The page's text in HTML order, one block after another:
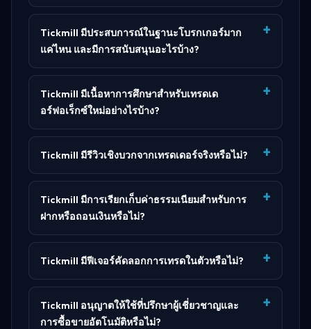
Tickmill มีประสบการณ์ในฐานะโบรกเกอร์มาก
แค่ไหน และมีการสนับสนุนอะไรบ้าง?
Tickmill มีเนื้อหาการศึกษาสำหรับเทรดเด
อร์ฟอเร็กซ์ใหม่อย่างไรบ้าง?
Tickmill มีรีวิวเชิงบวกจากเทรดเดอร์จริงหรือไม่?
Tickmill มีการเรียกเก็บค่าธรรมเนียมสำหรับการ
ฝากหรือถอนเงินหรือไม่?
Tickmill มีฟีเจอร์คัดลอกการเทรดในตัวหรือไม่?
Tickmill อนุญาตให้ใช้ที่ปรึกษาผู้เชี่ยวชาญและ
การซื้อขายอัตโนมัติหรือไม่?